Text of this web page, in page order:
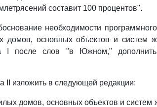
составит 100 процентов".
необходимости
домов, основных объектов и систем
I после слов "в Южном,"
II изложить в следующей редакции:
домов, основных объектов и систем